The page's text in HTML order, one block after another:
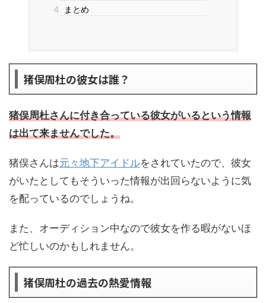
4
まとめ
猪俣周杜の彼女は誰？
猪俣周杜さんに付き合っている彼女がいるという情報
は出て来ませんでした。
猪俣さんは元々地下アイドルをされていたので、彼女
がいたとしてもそういった情報が出回らないように気
を配っているのでしょうね。
また、オーディション中なので彼女を作る暇がないほ
ど忙しいのかもしれません。
猪俣周杜の過去の熱愛情報